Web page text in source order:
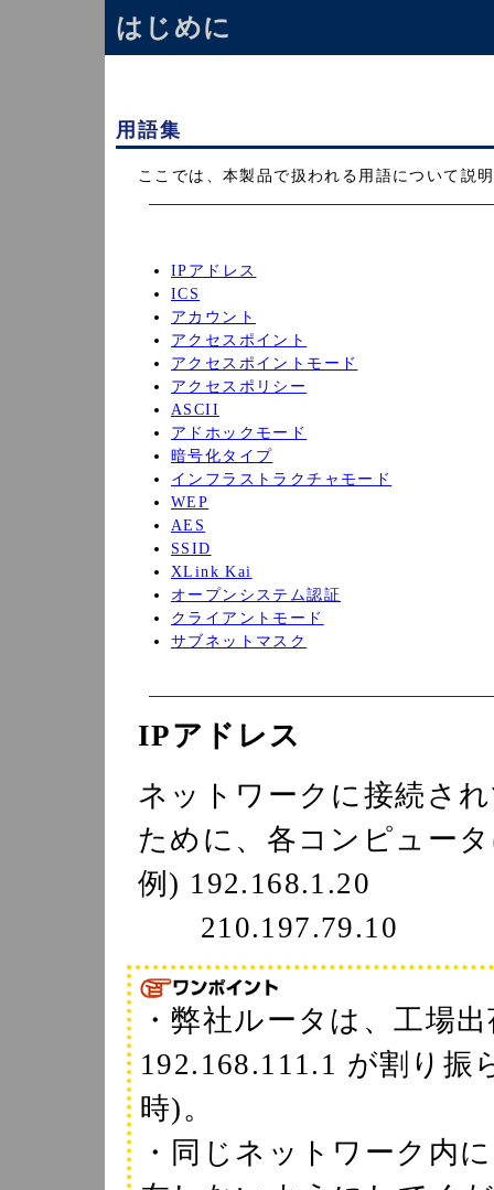
はじめに
用語集
ここでは、本製品で扱われる用語について説
IPアドレス
ICS
アカウント
アクセスポイント
アクセスポイントモード
アクセスポリシー
ASCII
アドホックモード
暗号化タイプ
インフラストラクチャモード
WEP
AES
SSID
XLink Kai
オープンシステム認証
クライアントモード
サブネットマスク
IPアドレス
ネットワークに接続さ
ために、各コンピュー
例) 192.168.1.20
210.197.79.10
・弊社ルータは、工場
192.168.111.1 が割り
時)。
・同じネットワーク内